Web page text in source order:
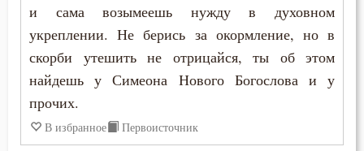
Молитва
Молчание
Монастырь
Исидор Пелусиот
Исихий Иерусалимский
Иустин (Попович)
Иустин Философ
и сама возымеешь нужду в духовном
укреплении. Не берись за окормление, но в
скорби утешить не отрицайся, ты об этом
найдешь у Симеона Нового Богослова и у
прочих.
В избранное Первоисточник